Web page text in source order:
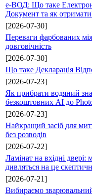
е-ВОД: Що таке
Документ та як
[2026-07-30]
Переваги фарбованих
довговічність
[2026-07-30]
Що таке Декларація
[2026-07-23]
Як прибрати водяний
безкоштовних AI до
[2026-07-23]
Найкращий засіб для
без розводів
[2026-07-22]
Ламінат на вхідні
дивляться на це
[2026-07-21]
Вибираємо